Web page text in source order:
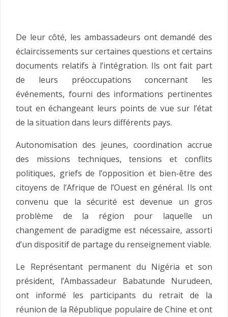
De leur côté, les ambassadeurs ont demandé des
éclaircissements sur certaines questions et certains
documents relatifs à l’intégration. Ils ont fait part
de leurs préoccupations concernant les
événements, fourni des informations pertinentes
tout en échangeant leurs points de vue sur l’état
de la situation dans leurs différents pays.
Autonomisation des jeunes, coordination accrue
des missions techniques, tensions et conflits
politiques, griefs de l’opposition et bien-être des
citoyens de l’Afrique de l’Ouest en général. Ils ont
convenu que la sécurité est devenue un gros
problème de la région pour laquelle un
changement de paradigme est nécessaire, assorti
d’un dispositif de partage du renseignement viable.
Le Représentant permanent du Nigéria et son
président, l’Ambassadeur Babatunde Nurudeen,
ont informé les participants du retrait de la
réunion de la République populaire de Chine et ont